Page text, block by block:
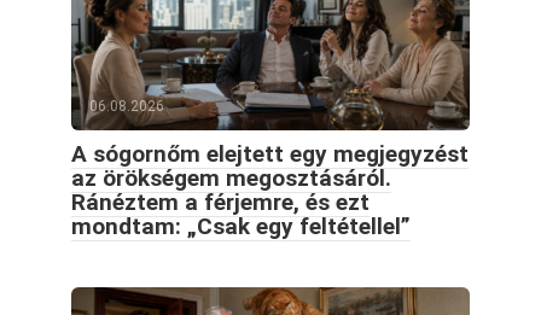
06.08.2026
A sógornőm elejtett egy megjegyzést
az örökségem megosztásáról.
Ránéztem a férjemre, és ezt
mondtam: „Csak egy feltétellel”